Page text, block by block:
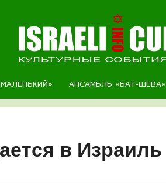
АНСАМБЛЬ «БАТ-ШЕВА»
в Израиль